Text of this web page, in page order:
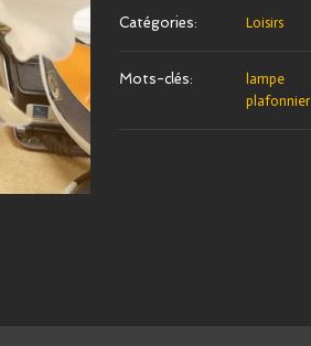
Catégories: Loisirs
Mots-clés:
lampe
plafonnier